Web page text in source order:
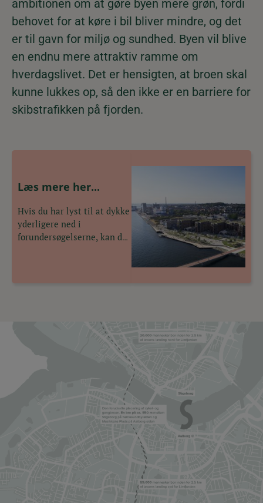
ambitionen om at gøre byen mere grøn, fordi
behovet for at køre i bil bliver mindre, og det
er til gavn for miljø og sundhed. Byen vil blive
en endnu mere attraktiv ramme om
hverdagslivet. Det er hensigten, at broen skal
kunne lukkes op, så den ikke er en barriere for
skibstrafikken på fjorden.
Læs mere her...
Hvis du har lyst til at dykke
yderligere ned i
forundersøgelserne, kan de